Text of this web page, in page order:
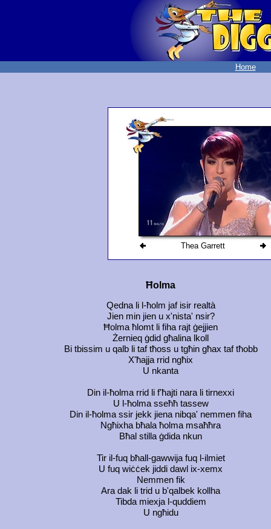
Home
Thea Garrett
Ħolma
Qedna li l-ħolm jaf isir realtà
Jien min jien u x'nista' nsir?
Ħolma ħlomt li fiha rajt ġejjien
Żernieq ġdid għalina lkoll
Bi tbissim u qalb li taf tħoss u tgħin għax taf tħobb
X'ħajja rrid ngħix
U nkanta
Din il-ħolma rrid li f'ħajti nara li tirnexxi
U l-ħolma sseħħ tassew
Din il-ħolma ssir jekk jiena nibqa' nemmen fiha
Ngħixha bħala ħolma msaħħra
Bħal stilla ġdida nkun
Tir il-fuq bħall-gawwija fuq l-ilmiet
U fuq wiċċek jiddi dawl ix-xemx
Nemmen fik
Ara dak li trid u b'qalbek kollha
Tibda miexja l-quddiem
U ngħidu